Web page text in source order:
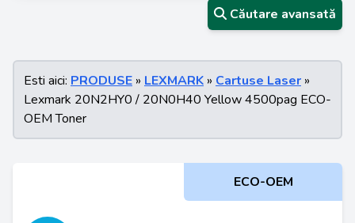
Căutare avansată
Esti aici: PRODUSE » LEXMARK » Cartuse Laser »
Lexmark 20N2HY0 / 20N0H40 Yellow 4500pag ECO-
OEM Toner
ECO-OEM